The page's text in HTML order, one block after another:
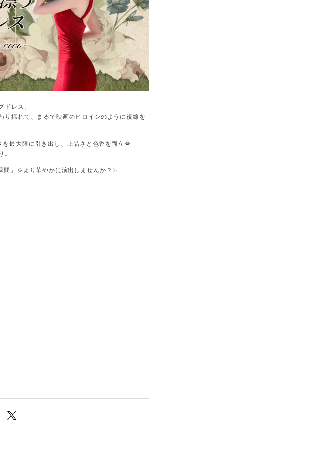
ドレス。
り揺れて、まるで映画のヒロインのように視線を
最大限に引き出し、上品さと色香を両立💋
。
」をより華やかに演出しませんか？✨